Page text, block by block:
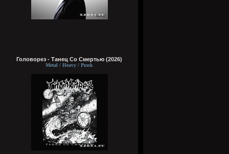
Головорез - Tанец Со Смертью (2026)
Metal / Heavy / Punk